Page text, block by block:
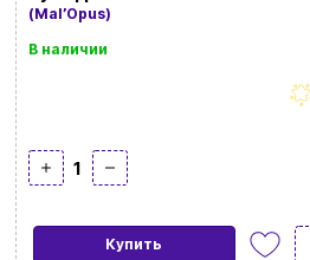
(MalʼOpus)
В наличии
1
Купить